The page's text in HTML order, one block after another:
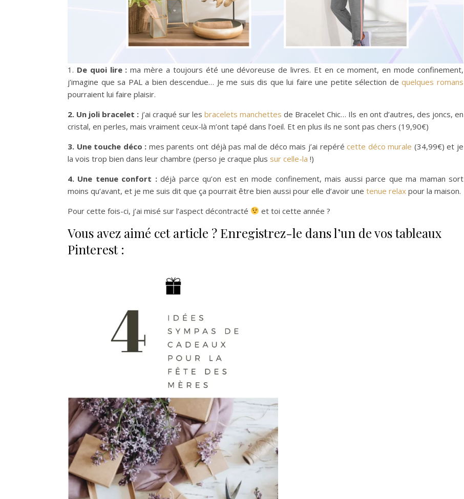
1. De quoi lire : ma mère a toujours été une dévoreuse de livres. Et en ce moment, en mode confinement,
j’imagine que sa PAL a bien descendue… Je me suis dis que lui faire une petite sélection dequelques romans
pourraient lui faire plaisir.
2. Un joli bracelet : j’ai craqué sur les bracelets manchettesde Bracelet Chic… Ils en ont d’autres, des joncs, en
cristal, en perles, mais vraiment ceux-là m’ont tapé dans l’oeil. Et en plus ils ne sont pas chers (19,90€)
3. Une touche déco : mes parents ont déjà pas mal de déco mais j’ai repérécette déco murale (34,99€) et je
la vois trop bien dans leur chambre (perso je craque plus sur celle-la !)
4. Une tenue confort :déjà parce qu’on est en mode confinement, mais aussi parce que ma maman sort
moins qu’avant, et je me suis dit que ça pourrait être bien aussi pour elle d’avoir une tenue relax pour la maison.
Pour cette fois-ci, j’ai misé sur l’aspect décontracté
et toi cette année ?
Vous avez aimé cet article ? Enregistrez-le dans l’un de vos tableaux
Pinterest :